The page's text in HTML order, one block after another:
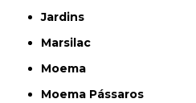
Jardins
Marsilac
Moema
Moema Pássaros